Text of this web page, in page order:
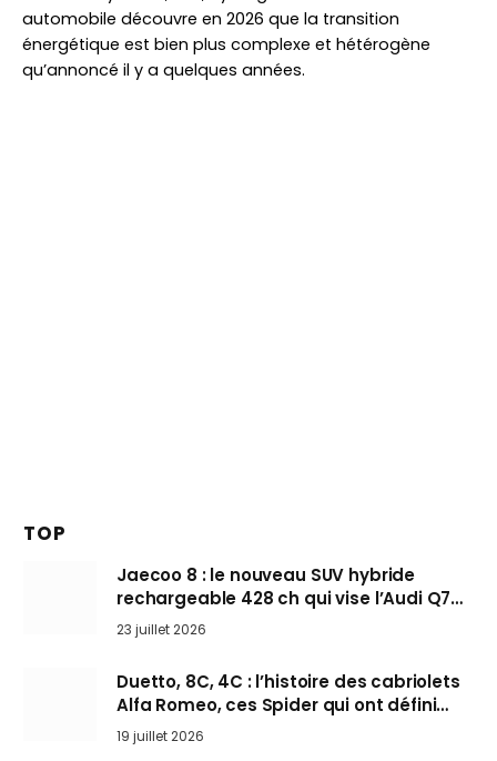
automobile découvre en 2026 que la transition
énergétique est bien plus complexe et hétérogène
qu’annoncé il y a quelques années.
TOP
Jaecoo 8 : le nouveau SUV hybride
rechargeable 428 ch qui vise l’Audi Q7
arrive en Europe cet automne
23 juillet 2026
Duetto, 8C, 4C : l’histoire des cabriolets
Alfa Romeo, ces Spider qui ont défini
l’art de rouler cheveux au vent
19 juillet 2026